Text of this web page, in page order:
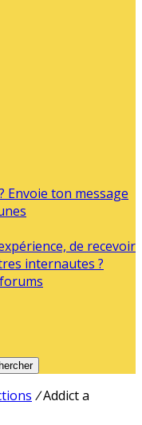
Envoie ton message
de recevoir
internautes ?
/Addict a